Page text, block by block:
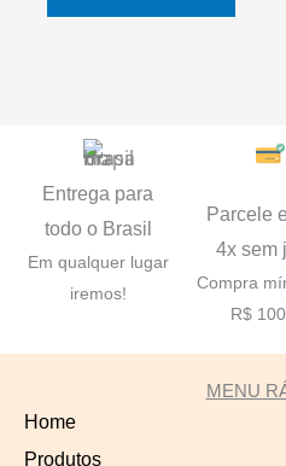
Entrega para
todo o Brasil
Em qualquer lugar
iremos!
Parcele
4x sem
Compra
R$
MENU
Home
Produtos